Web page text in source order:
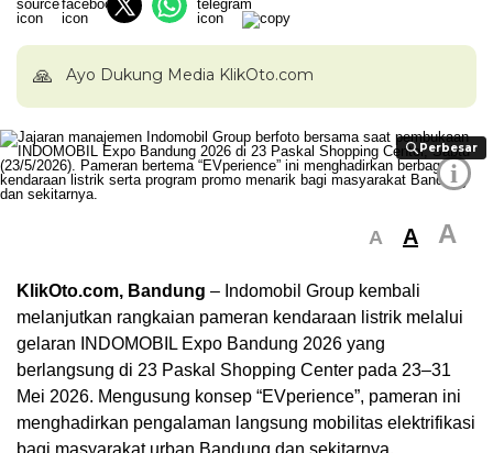
🙏 Ayo Dukung Media KlikOto.com
Perbesar
Perbesar
i
A A A
KlikOto.com, Bandung – Indomobil Group kembali
melanjutkan rangkaian pameran kendaraan listrik melalui
gelaran INDOMOBIL Expo Bandung 2026 yang
berlangsung di 23 Paskal Shopping Center pada 23–31
Mei 2026. Mengusung konsep “EVperience”, pameran ini
menghadirkan pengalaman langsung mobilitas elektrifikasi